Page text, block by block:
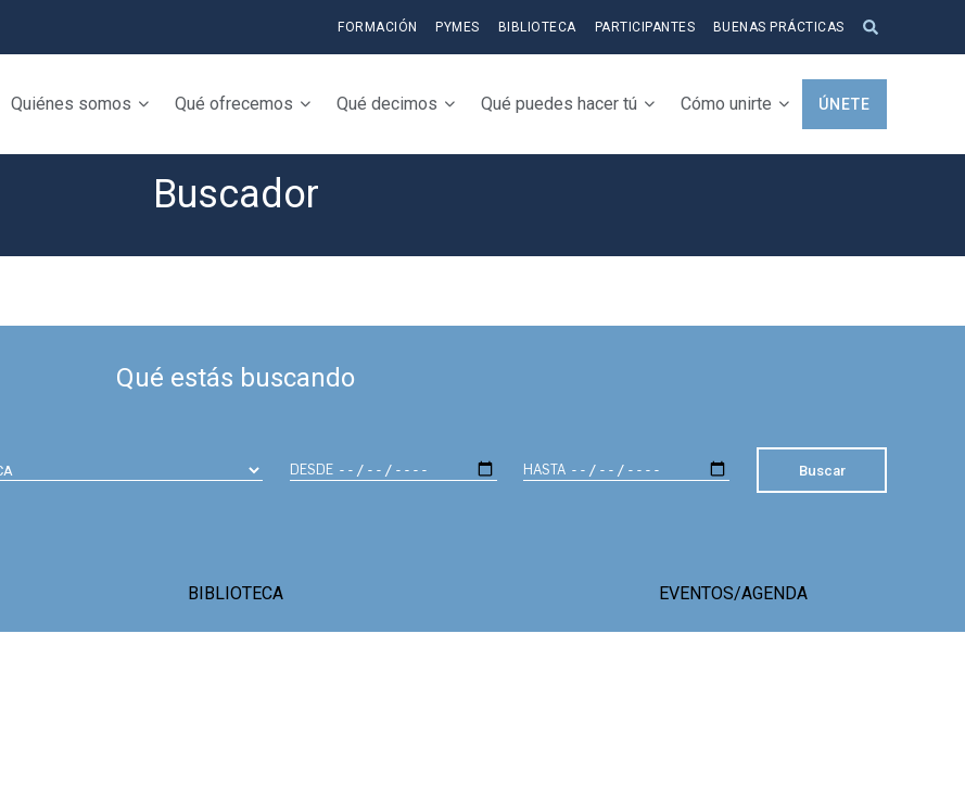
FORMACIÓN PYMES BIBLIOTECA PARTICIPANTES BUENAS PRÁCTICAS
Quiénes somos Qué ofrecemos Qué decimos Qué puedes hacer tú Cómo unirte ÚNETE
Buscador
Qué estás buscando
DESDE HASTA
BIBLIOTECA EVENTOS/AGENDA